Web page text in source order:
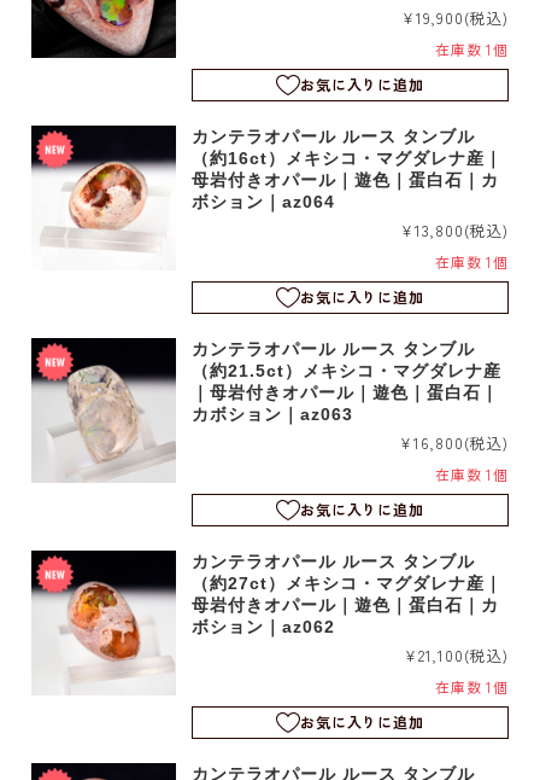
¥19,900(税込)
在庫数 1個
お気に入りに追加
カンテラオパール ルース タンブル
（約16ct）メキシコ・マグダレナ産｜
母岩付きオパール｜遊色｜蛋白石｜カ
ボション｜az064
¥13,800(税込)
在庫数 1個
お気に入りに追加
カンテラオパール ルース タンブル
（約21.5ct）メキシコ・マグダレナ産
｜母岩付きオパール｜遊色｜蛋白石｜
カボション｜az063
¥16,800(税込)
在庫数 1個
お気に入りに追加
カンテラオパール ルース タンブル
（約27ct）メキシコ・マグダレナ産｜
母岩付きオパール｜遊色｜蛋白石｜カ
ボション｜az062
¥21,100(税込)
在庫数 1個
お気に入りに追加
カンテラオパール ルース タンブル